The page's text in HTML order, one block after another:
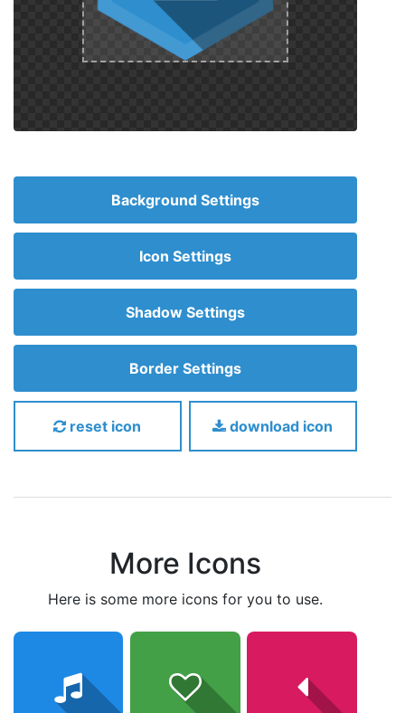
Background Settings
Icon Settings
Shadow Settings
Border Settings
reset icon download icon
More Icons
here is some more icons for you to use.